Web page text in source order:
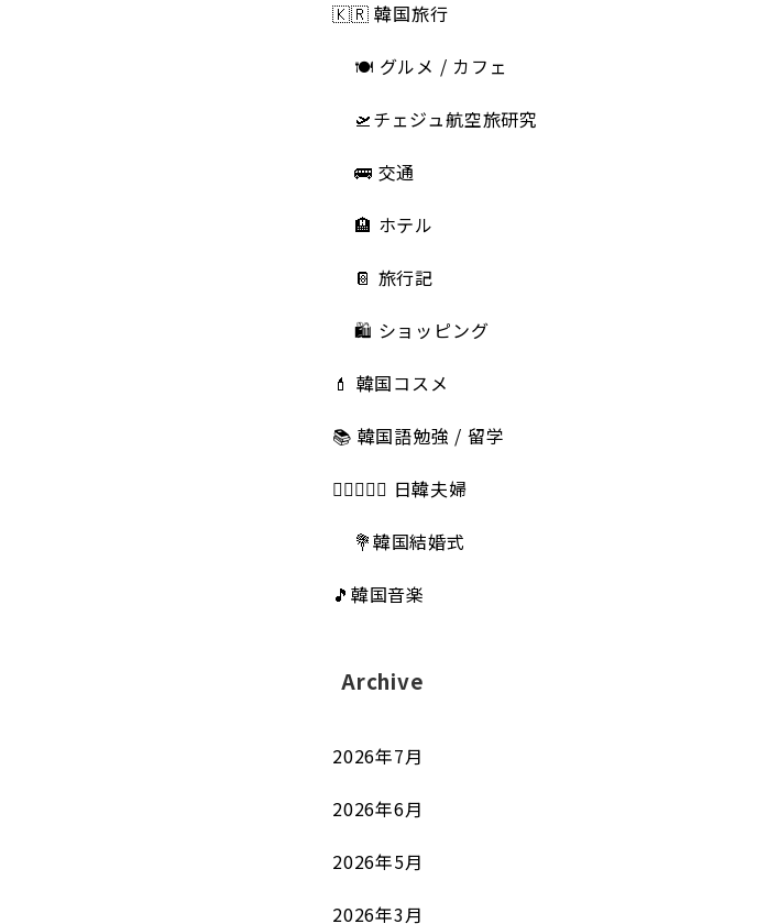
🇰🇷 韓国旅行
🍽 グルメ / カフェ
🛫チェジュ航空旅研究
🚌 交通
🏨 ホテル
📔 旅行記
🛍️ ショッピング
💄 韓国コスメ
📚 韓国語勉強 / 留学
👩🏻‍❤️‍👨🏻 日韓夫婦
💐韓国結婚式
🎵韓国音楽
Archive
2026年7月
2026年6月
2026年5月
2026年3月